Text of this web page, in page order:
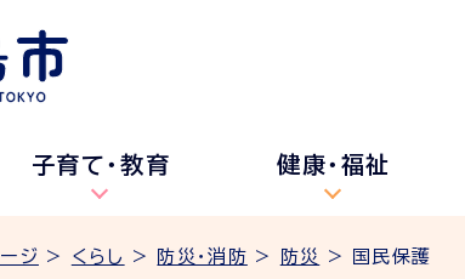
子育て・教育 健康・福祉
ジ > くらし > 防災・消防 > 防災 > 国民保護